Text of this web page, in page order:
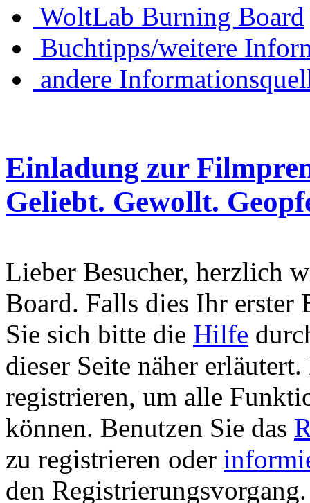
WoltLab Burning Board
Buchtipps/weitere
andere
Einladung zur
Geliebt. Gewollt.
Lieber Besucher, herzlich
Board. Falls dies Ihr erster
Sie sich bitte die Hilfe
dieser Seite näher
registrieren, um alle
können. Benutzen Sie das
zu registrieren oder
den